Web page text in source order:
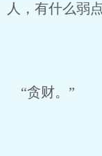
人，有什么弱
“贪财。”